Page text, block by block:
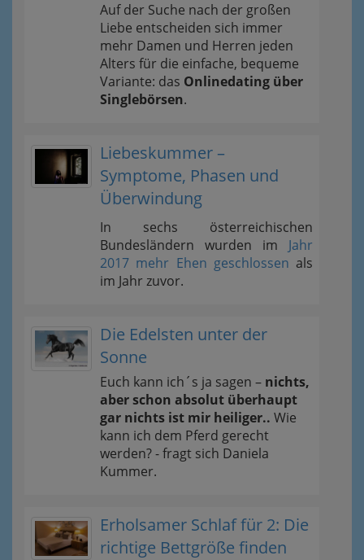
Auf der Suche nach der großen
Liebe entscheiden sich immer
mehr Damen und Herren jeden
Alters für die einfache, bequeme
Variante: das Onlinedating über
Singlebörsen.
Liebeskummer –
Symptome, Phasen und
Überwindung
In sechs österreichischen
Bundesländern wurden im Jahr
2017 mehr Ehen geschlossen als
im Jahr zuvor.
Die Edelsten unter der
Sonne
Euch kann ich´s ja sagen – nichts,
aber schon absolut überhaupt
gar nichts ist mir heiliger.. Wie
kann ich dem Pferd gerecht
werden? - fragt sich Daniela
Kummer.
Erholsamer Schlaf für 2: Die
richtige Bettgröße finden